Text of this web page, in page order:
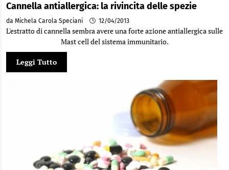
Cannella antiallergica: la rivincita delle spezie
da Michela Carola Speciani 12/04/2013
L'estratto di cannella sembra avere una forte azione antiallergica sulle
Mast cell del sistema immunitario.
Leggi Tutto